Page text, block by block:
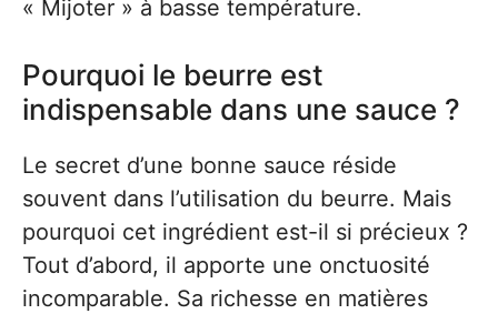
« Mijoter » à basse température.
Pourquoi le beurre est
indispensable dans une sauce ?
Le secret d’une bonne sauce réside
souvent dans l’utilisation du beurre. Mais
pourquoi cet ingrédient est-il si précieux ?
Tout d’abord, il apporte une onctuosité
incomparable. Sa richesse en matières